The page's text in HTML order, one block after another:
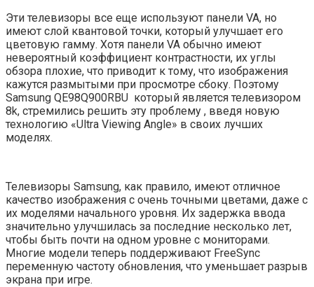
Эти телевизоры все еще используют панели VA, но
имеют слой квантовой точки, который улучшает его
цветовую гамму. Хотя панели VA обычно имеют
невероятный коэффициент контрастности, их углы
обзора плохие, что приводит к тому, что изображения
кажутся размытыми при просмотре сбоку. Поэтому
Samsung QE98Q900RBU который является телевизором
8k, стремились решить эту проблему , введя новую
технологию «Ultra Viewing Angle» в своих лучших
моделях.
Телевизоры Samsung, как правило, имеют отличное
качество изображения с очень точными цветами, даже с
их моделями начального уровня. Их задержка ввода
значительно улучшилась за последние несколько лет,
чтобы быть почти на одном уровне с мониторами.
Многие модели теперь поддерживают FreeSync
переменную частоту обновления, что уменьшает разрыв
экрана при игре.